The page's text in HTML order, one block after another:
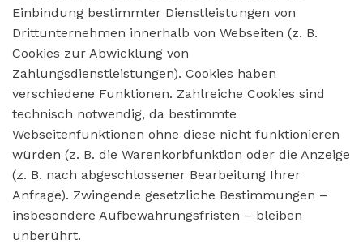
Einbindung bestimmter Dienstleistungen von
Drittunternehmen innerhalb von Webseiten (z. B.
Cookies zur Abwicklung von
Zahlungsdienstleistungen). Cookies haben
verschiedene Funktionen. Zahlreiche Cookies sind
technisch notwendig, da bestimmte
Webseitenfunktionen ohne diese nicht funktionieren
würden (z. B. die Warenkorbfunktion oder die Anzeige
(z. B. nach abgeschlossener Bearbeitung Ihrer
Anfrage). Zwingende gesetzliche Bestimmungen –
insbesondere Aufbewahrungsfristen – bleiben
unberührt.